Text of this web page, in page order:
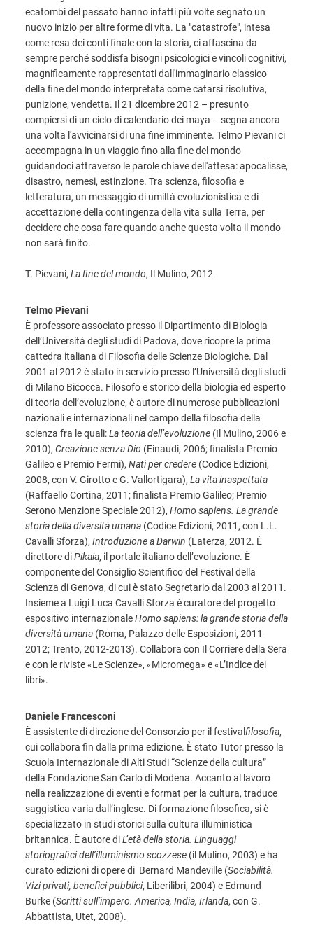
ecatombi del passato hanno infatti più volte segnato un
nuovo inizio per altre forme di vita. La "catastrofe", intesa
come resa dei conti finale con la storia, ci affascina da
sempre perché soddisfa bisogni psicologici e vincoli cognitivi,
magnificamente rappresentati dall'immaginario classico
della fine del mondo interpretata come catarsi risolutiva,
punizione, vendetta. Il 21 dicembre 2012 – presunto
compiersi di un ciclo di calendario dei maya – segna ancora
una volta l'avvicinarsi di una fine imminente. Telmo Pievani ci
accompagna in un viaggio fino alla fine del mondo
guidandoci attraverso le parole chiave dell'attesa: apocalisse,
disastro, nemesi, estinzione. Tra scienza, filosofia e
letteratura, un messaggio di umiltà evoluzionistica e di
accettazione della contingenza della vita sulla Terra, per
decidere che cosa fare quando anche questa volta il mondo
non sarà finito.
T. Pievani, La fine del mondo, Il Mulino, 2012
Telmo Pievani
È professore associato presso il Dipartimento di Biologia
dell’Università degli studi di Padova, dove ricopre la prima
cattedra italiana di Filosofia delle Scienze Biologiche. Dal
2001 al 2012 è stato in servizio presso l’Università degli studi
di Milano Bicocca. Filosofo e storico della biologia ed esperto
di teoria dell’evoluzione, è autore di numerose pubblicazioni
nazionali e internazionali nel campo della filosofia della
scienza fra le quali:La teoria dell’evoluzione (Il Mulino, 2006 e
2010), Creazione senza Dio (Einaudi, 2006; finalista Premio
Galileo e Premio Fermi), Nati per credere (Codice Edizioni,
2008, con V. Girotto e G. Vallortigara), La vita inaspettata
(Raffaello Cortina, 2011; finalista Premio Galileo; Premio
Serono Menzione Speciale 2012), Homo sapiens. La grande
storia della diversità umana (Codice Edizioni, 2011, con L.L.
Cavalli Sforza), Introduzione a Darwin (Laterza, 2012. È
direttore diPikaia, il portale italiano dell’evoluzione. È
componente del Consiglio Scientifico del Festival della
Scienza di Genova, di cui è stato Segretario dal 2003 al 2011.
Insieme a Luigi Luca Cavalli Sforza è curatore del progetto
espositivo internazionaleHomo sapiens: la grande storia della
diversità umana (Roma, Palazzo delle Esposizioni, 2011-
2012; Trento, 2012-2013). Collabora con Il Corriere della Sera
e con le riviste «Le Scienze», «Micromega» e «L’Indice dei
libri».
Daniele Francesconi
È assistente di direzione del Consorzio per il festival filosofia,
cui collabora fin dalla prima edizione. È stato Tutor presso la
Scuola Internazionale di Alti Studi “Scienze della cultura”
della Fondazione San Carlo di Modena. Accanto al lavoro
nella realizzazione di eventi e format per la cultura, traduce
saggistica varia dall’inglese. Di formazione filosofica, si è
specializzato in studi storici sulla cultura illuministica
britannica. È autore diL’età della storia. Linguaggi
storiografici dell’illuminismo scozzese (il Mulino, 2003) e ha
curato edizioni di opere di Bernard Mandeville (Sociabilità.
Vizi privati, benefìci pubblici, Liberilibri, 2004) e Edmund
Burke (Scritti sull’impero. America, India, Irlanda, con G.
Abbattista, Utet, 2008).